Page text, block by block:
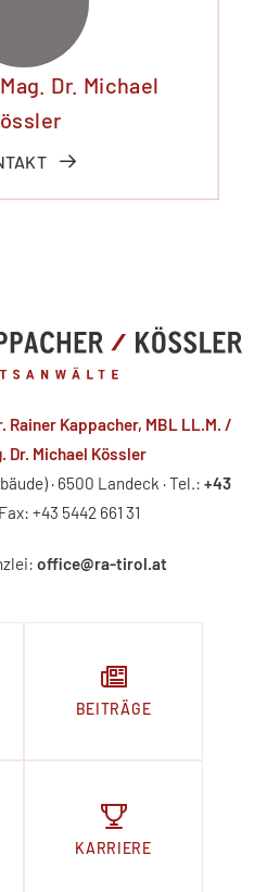
Dr. Michael
Rainer Kappacher, MBL LL.M. /
Dr. Michael Kössler
· 6500 Landeck · Tel.: +43
Fax: +43 5442 661 31
office@ra-tirol.at
BEITRÄGE
KARRIERE